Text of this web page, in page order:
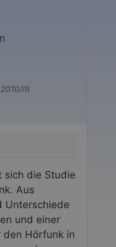
III
sich die Studie
Aus
Unterschiede
und einer
den Hörfunk in